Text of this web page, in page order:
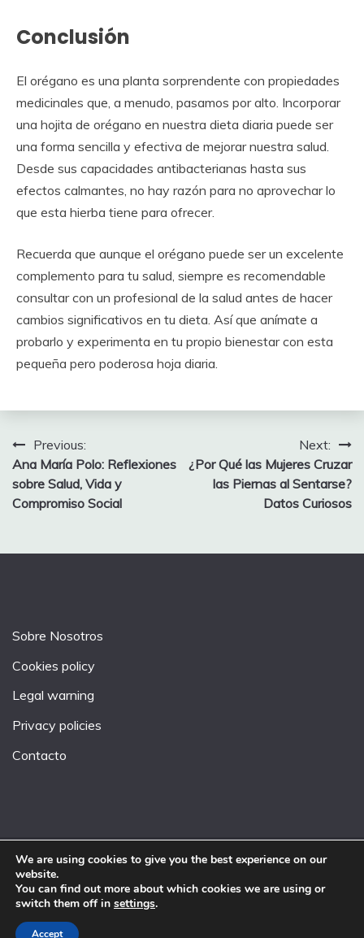
Conclusión
El orégano es una planta sorprendente con propiedades
medicinales que, a menudo, pasamos por alto. Incorporar
una hojita de orégano en nuestra dieta diaria puede ser
una forma sencilla y efectiva de mejorar nuestra salud.
Desde sus capacidades antibacterianas hasta sus
efectos calmantes, no hay razón para no aprovechar lo
que esta hierba tiene para ofrecer.
Recuerda que aunque el orégano puede ser un excelente
complemento para tu salud, siempre es recomendable
consultar con un profesional de la salud antes de hacer
cambios significativos en tu dieta. Así que anímate a
probarlo y experimenta en tu propio bienestar con esta
pequeña pero poderosa hoja diaria.
Post
navigation
Previous:
Ana María Polo: Reflexiones
sobre Salud, Vida y
Compromiso Social
Next:
¿Por Qué las Mujeres Cruzar
las Piernas al Sentarse?
Datos Curiosos
Sobre Nosotros
Cookies policy
Legal warning
Privacy policies
Contacto
Proudly powered by WordPress
Theme: Fairy by
We are using cookies to give you the best experience on our
website.
You can find out more about which cookies we are using or
switch them off in settings.
Accept